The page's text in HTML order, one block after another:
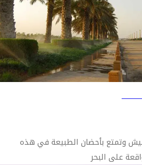
وتمتع بأحضان الطبيعة في هذه
على البحر